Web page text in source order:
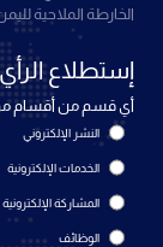
الخارطة الملاحية
إستطلاع الرأي
أي قسم من أقسام
النشر الإلكتروني
الخدمات الإلكترونية
المشاركة الإلكترونية
الوظائف